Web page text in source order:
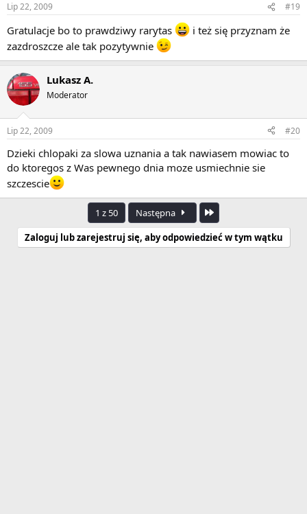
Lip 22, 2009 #19
Gratulacje bo to prawdziwy rarytas
i też się przyznam że
zazdroszcze ale tak pozytywnie
Lukasz A.
Moderator
Lip 22, 2009 #20
Dzieki chlopaki za slowa uznania a tak nawiasem mowiac to
do ktoregos z Was pewnego dnia moze usmiechnie sie
szczescie
1 z 50 Następna
Zaloguj lub zarejestruj się, aby odpowiedzieć w tym wątku